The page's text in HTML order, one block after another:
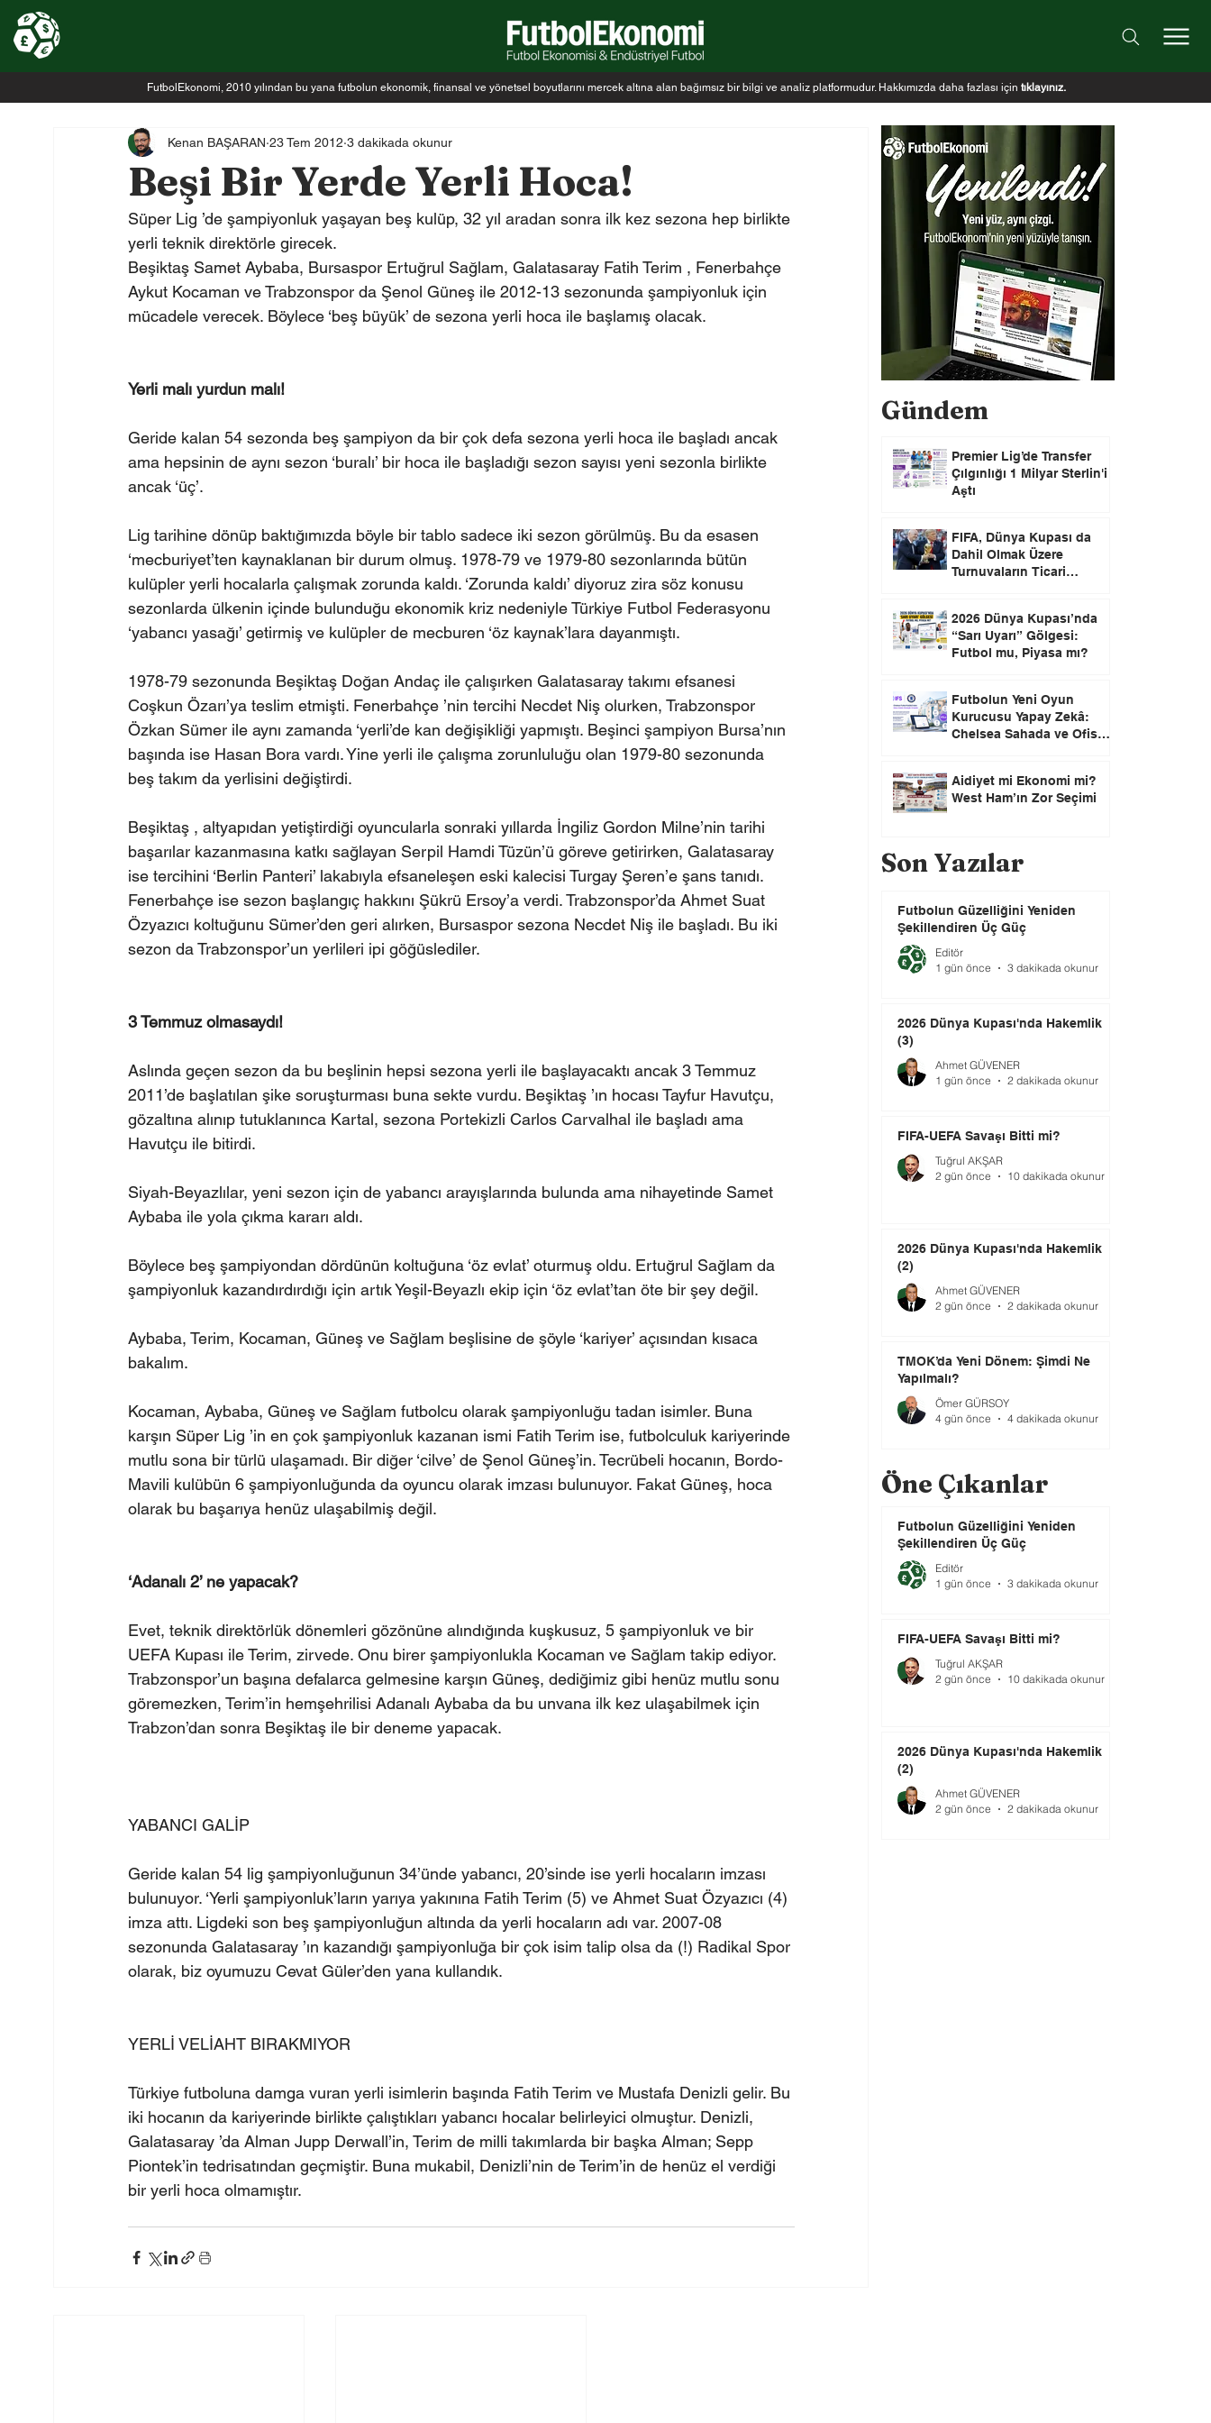
FutbolEkonomi, 2010 yılından bu yana futbolun ekonomik, finansal ve yönetsel boyutlarını mercek altına alan bağımsız bir bilgi ve analiz platformudur. Hakkımızda daha fazlası için tıklayınız.
Beşi Bir Yerde Yerli Hoca!
Kenan BAŞARAN 23 Tem 2012 3 dakikada okunur
Süper Lig ’de şampiyonluk yaşayan beş kulüp, 32 yıl aradan sonra ilk kez sezona hep birlikte
yerli teknik direktörle girecek.
Beşiktaş Samet Aybaba, Bursaspor Ertuğrul Sağlam, Galatasaray Fatih Terim , Fenerbahçe
Aykut Kocaman ve Trabzonspor da Şenol Güneş ile 2012-13 sezonunda şampiyonluk için
mücadele verecek. Böylece ‘beş büyük’ de sezona yerli hoca ile başlamış olacak.
Yerli malı yurdun malı!
Geride kalan 54 sezonda beş şampiyon da bir çok defa sezona yerli hoca ile başladı ancak
ama hepsinin de aynı sezon ‘buralı’ bir hoca ile başladığı sezon sayısı yeni sezonla birlikte
ancak ‘üç’.
Lig tarihine dönüp baktığımızda böyle bir tablo sadece iki sezon görülmüş. Bu da esasen
‘mecburiyet’ten kaynaklanan bir durum olmuş. 1978-79 ve 1979-80 sezonlarında bütün
kulüpler yerli hocalarla çalışmak zorunda kaldı. ‘Zorunda kaldı’ diyoruz zira söz konusu
sezonlarda ülkenin içinde bulunduğu ekonomik kriz nedeniyle Türkiye Futbol Federasyonu
‘yabancı yasağı’ getirmiş ve kulüpler de mecburen ‘öz kaynak’lara dayanmıştı.
1978-79 sezonunda Beşiktaş Doğan Andaç ile çalışırken Galatasaray takımı efsanesi
Coşkun Özarı’ya teslim etmişti. Fenerbahçe ’nin tercihi Necdet Niş olurken, Trabzonspor
Özkan Sümer ile aynı zamanda ‘yerli’de kan değişikliği yapmıştı. Beşinci şampiyon Bursa’nın
başında ise Hasan Bora vardı. Yine yerli ile çalışma zorunluluğu olan 1979-80 sezonunda
beş takım da yerlisini değiştirdi.
Beşiktaş , altyapıdan yetiştirdiği oyuncularla sonraki yıllarda İngiliz Gordon Milne’nin tarihi
başarılar kazanmasına katkı sağlayan Serpil Hamdi Tüzün’ü göreve getirirken, Galatasaray
ise tercihini ‘Berlin Panteri’ lakabıyla efsaneleşen eski kalecisi Turgay Şeren’e şans tanıdı.
Fenerbahçe ise sezon başlangıç hakkını Şükrü Ersoy’a verdi. Trabzonspor’da Ahmet Suat
Özyazıcı koltuğunu Sümer’den geri alırken, Bursaspor sezona Necdet Niş ile başladı. Bu iki
sezon da Trabzonspor’un yerlileri ipi göğüslediler.
3 Temmuz olmasaydı!
Aslında geçen sezon da bu beşlinin hepsi sezona yerli ile başlayacaktı ancak 3 Temmuz
2011’de başlatılan şike soruşturması buna sekte vurdu. Beşiktaş ’ın hocası Tayfur Havutçu,
gözaltına alınıp tutuklanınca Kartal, sezona Portekizli Carlos Carvalhal ile başladı ama
Havutçu ile bitirdi.
Siyah-Beyazlılar, yeni sezon için de yabancı arayışlarında bulunda ama nihayetinde Samet
Aybaba ile yola çıkma kararı aldı.
Böylece beş şampiyondan dördünün koltuğuna ‘öz evlat’ oturmuş oldu. Ertuğrul Sağlam da
şampiyonluk kazandırdırdığı için artık Yeşil-Beyazlı ekip için ‘öz evlat’tan öte bir şey değil.
Aybaba, Terim, Kocaman, Güneş ve Sağlam beşlisine de şöyle ‘kariyer’ açısından kısaca
bakalım.
Kocaman, Aybaba, Güneş ve Sağlam futbolcu olarak şampiyonluğu tadan isimler. Buna
karşın Süper Lig ’in en çok şampiyonluk kazanan ismi Fatih Terim ise, futbolculuk kariyerinde
mutlu sona bir türlü ulaşamadı. Bir diğer ‘cilve’ de Şenol Güneş’in. Tecrübeli hocanın, Bordo-
Mavili kulübün 6 şampiyonluğunda da oyuncu olarak imzası bulunuyor. Fakat Güneş, hoca
olarak bu başarıya henüz ulaşabilmiş değil.
‘Adanalı 2’ ne yapacak?
Evet, teknik direktörlük dönemleri gözönüne alındığında kuşkusuz, 5 şampiyonluk ve bir
UEFA Kupası ile Terim, zirvede. Onu birer şampiyonlukla Kocaman ve Sağlam takip ediyor.
Trabzonspor’un başına defalarca gelmesine karşın Güneş, dediğimiz gibi henüz mutlu sonu
göremezken, Terim’in hemşehrilisi Adanalı Aybaba da bu unvana ilk kez ulaşabilmek için
Trabzon’dan sonra Beşiktaş ile bir deneme yapacak.
YABANCI GALİP
Geride kalan 54 lig şampiyonluğunun 34’ünde yabancı, 20’sinde ise yerli hocaların imzası
bulunuyor. ‘Yerli şampiyonluk’ların yarıya yakınına Fatih Terim (5) ve Ahmet Suat Özyazıcı (4)
imza attı. Ligdeki son beş şampiyonluğun altında da yerli hocaların adı var. 2007-08
sezonunda Galatasaray ’ın kazandığı şampiyonluğa bir çok isim talip olsa da (!) Radikal Spor
olarak, biz oyumuzu Cevat Güler’den yana kullandık.
YERLİ VELİAHT BIRAKMIYOR
Türkiye futboluna damga vuran yerli isimlerin başında Fatih Terim ve Mustafa Denizli gelir. Bu
iki hocanın da kariyerinde birlikte çalıştıkları yabancı hocalar belirleyici olmuştur. Denizli,
Galatasaray ’da Alman Jupp Derwall’in, Terim de milli takımlarda bir başka Alman; Sepp
Piontek’in tedrisatından geçmiştir. Buna mukabil, Denizli’nin de Terim’in de henüz el verdiği
bir yerli hoca olmamıştır.
Gündem
Premier Lig’de Transfer
Çılgınlığı 1 Milyar Sterlin'i
Aştı
FIFA, Dünya Kupası da
Dahil Olmak Üzere
Turnuvaların Ticari
2026 Dünya Kupası’nda
“Sarı Uyarı” Gölgesi:
Futbol mu, Piyasa mı?
Futbolun Yeni Oyun
Kurucusu Yapay Zekâ:
Chelsea Sahada ve Ofiste
Aidiyet mi Ekonomi mi?
West Ham’ın Zor Seçimi
Son Yazılar
Futbolun Güzelliğini Yeniden
Şekillendiren Üç Güç
Editör
1 gün önce
3 dakikada okunur
2026 Dünya Kupası'nda Hakemlik
(3)
Ahmet GÜVENER
1 gün önce
2 dakikada okunur
FIFA-UEFA Savaşı Bitti mi?
Tuğrul AKŞAR
2 gün önce
10 dakikada okunur
2026 Dünya Kupası'nda Hakemlik
(2)
Ahmet GÜVENER
2 gün önce
2 dakikada okunur
TMOK’da Yeni Dönem: Şimdi Ne
Yapılmalı?
Ömer GÜRSOY
4 gün önce
4 dakikada okunur
Öne Çıkanlar
Futbolun Güzelliğini Yeniden
Şekillendiren Üç Güç
Editör
1 gün önce
3 dakikada okunur
FIFA-UEFA Savaşı Bitti mi?
Tuğrul AKŞAR
2 gün önce
10 dakikada okunur
2026 Dünya Kupası'nda Hakemlik
(2)
Ahmet GÜVENER
2 gün önce
2 dakikada okunur